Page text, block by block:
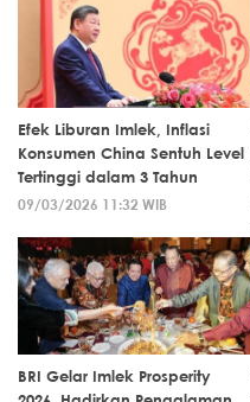
Efek Liburan Imlek, Inflasi
Konsumen China Sentuh Level
Tertinggi dalam 3 Tahun
09/03/2026 11:32 WIB
BRI Gelar Imlek Prosperity